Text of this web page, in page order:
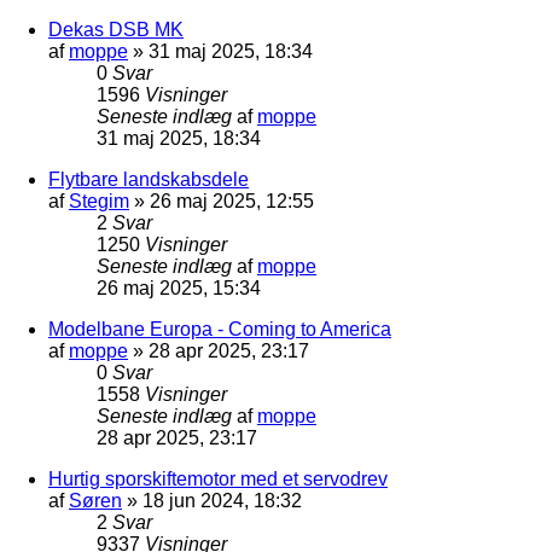
Dekas DSB MK
af moppe » 31 maj 2025, 18:34
0 Svar
1596 Visninger
Seneste indlæg af moppe
31 maj 2025, 18:34
Flytbare landskabsdele
af Stegim » 26 maj 2025, 12:55
2 Svar
1250 Visninger
Seneste indlæg af moppe
26 maj 2025, 15:34
Modelbane Europa - Coming to America
af moppe » 28 apr 2025, 23:17
0 Svar
1558 Visninger
Seneste indlæg af moppe
28 apr 2025, 23:17
Hurtig sporskiftemotor med et servodrev
af Søren » 18 jun 2024, 18:32
2 Svar
9337 Visninger